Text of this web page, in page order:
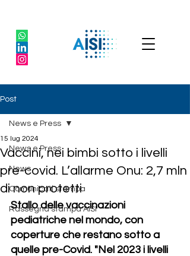
Post
News e Press
News
Comunicati stampa
Rassegna stampa AISI
News e Press
Vaccini, nei bimbi sotto i livelli
pre-covid. L’allarme Onu: 2,7 mln
di non protetti
15 lug 2024
Stallo delle vaccinazioni
pediatriche nel mondo, con
coperture che restano sotto a
quelle pre-Covid. "Nel 2023 i livelli